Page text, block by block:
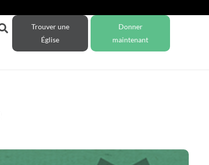
Trouver une
Église
Donner
maintenant